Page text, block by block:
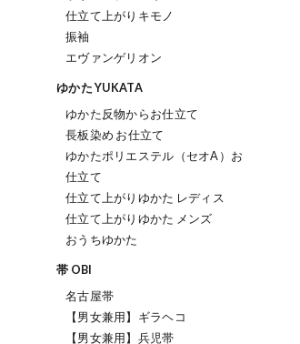
仕立て上がりキモノ
振袖
エヴァンゲリオン
ゆかた YUKATA
ゆかた反物からお仕立て
長板染め お仕立て
ゆかたポリエステル（セオΑ）お
仕立て
仕立て上がりゆかた レディス
仕立て上がりゆかた メンズ
おうちゆかた
帯 OBI
名古屋帯
【男女兼用】ギラヘコ
【男女兼用】兵児帯